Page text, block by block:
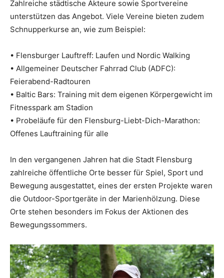
Zahlreiche städtische Akteure sowie Sportvereine
unterstützen das Angebot. Viele Vereine bieten zudem
Schnupperkurse an, wie zum Beispiel:
• Flensburger Lauftreff: Laufen und Nordic Walking
• Allgemeiner Deutscher Fahrrad Club (ADFC):
Feierabend-Radtouren
• Baltic Bars: Training mit dem eigenen Körpergewicht im
Fitnesspark am Stadion
• Probeläufe für den Flensburg-Liebt-Dich-Marathon:
Offenes Lauftraining für alle
In den vergangenen Jahren hat die Stadt Flensburg
zahlreiche öffentliche Orte besser für Spiel, Sport und
Bewegung ausgestattet, eines der ersten Projekte waren
die Outdoor-Sportgeräte in der Marienhölzung. Diese
Orte stehen besonders im Fokus der Aktionen des
Bewegungssommers.